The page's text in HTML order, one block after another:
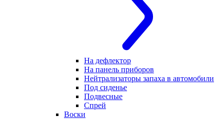
На дефлектор
На панель приборов
Нейтрализаторы запаха в автомобили
Под сиденье
Подвесные
Спрей
Воски